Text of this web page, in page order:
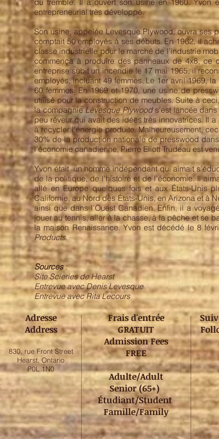
du tremble. Il a ouvert son usine en 1960. Yvon
entrepreneurial très développé.
Son usine, appelée Levesque Plywood, ouvra ses
comptait 50 employés à ses débuts. En 1962, il
classe industrielle pour le marché de l’industrie
commença à produire des panneaux de 4x8, ce
entreprise subit un incendie le 17 mai 1965, il
employés, incluant 49 femmes. Le 1er avril 1969,
60 femmes. En 1969 et 1970, une usine de
utilisé pour la construction de meubles. Suite à
la compagnieLevesque Plywoods’est lancée
peu rêveur qui avait des idées très innovatrices. Il
à recycler l’énergie produite. Malheureusement,
30% de la production nationale de presswood
l’économie canadienne, Pierre Eliott Trudeau est
Yvon était un homme indépendant qui aimait
de la politique, de l’histoire et de l’économie. Il
allé en Europe quelques fois et aux États-Unis
Californie, au Nord des États-Unis, en Arizona et à
ainsi que dans l’Ouest Canadien. Enfin, il a
jouer au tennis, aller à la chasse, à la pêche et se
la maison Renaissance. Yvon est décédé le 8
Products.
Sources:
Site Scieries de Hearst
Entrevue avec Denis Levesque
Entrevue avec Rita Lecours
Adresse
Address
830, rue Front Street
Hearst, Ontario
P0L 1N0
Frais d'entrée
GRATUIT
Admission Fees
FREE
Adulte/Adult
Senior (65+)
Étudiant/Student
Famille/Family